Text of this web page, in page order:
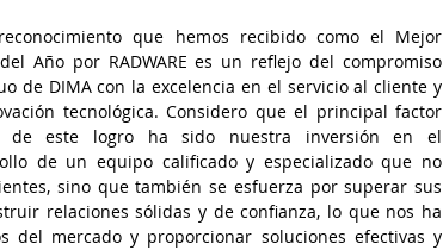
que hemos recibido como el Mejor
Año por RADWARE es un reflejo del compromiso
de DIMA con la excelencia en el servicio al cliente y
tecnológica. Considero que el principal factor
de este logro ha sido nuestra inversión en el
de un equipo calificado y especializado que no
sino que también se esfuerza por superar sus
relaciones sólidas y de confianza, lo que nos ha
del mercado y proporcionar soluciones efectivas y